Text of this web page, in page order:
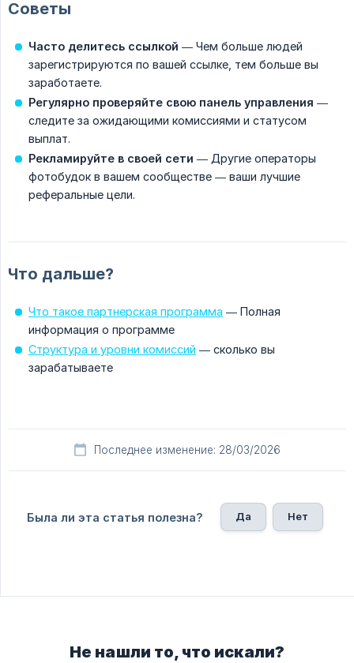
Советы
Часто делитесь ссылкой — Чем больше людей
зарегистрируются по вашей ссылке, тем больше вы
заработаете.
Регулярно проверяйте свою панель управления —
следите за ожидающими комиссиями и статусом
выплат.
Рекламируйте в своей сети — Другие операторы
фотобудок в вашем сообществе — ваши лучшие
реферальные цели.
Что дальше?
Что такое партнерская программа — Полная
информация о программе
Структура и уровни комиссий — сколько вы
зарабатываете
Последнее изменение: 28/03/2026
Была ли эта статья полезна? Да Нет
Не нашли то, что искали?